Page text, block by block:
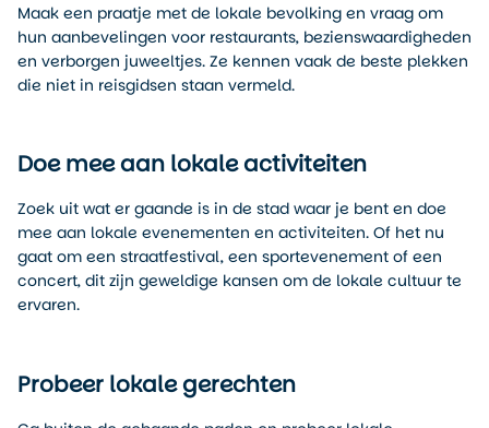
Maak een praatje met de lokale bevolking en vraag om
hun aanbevelingen voor restaurants, bezienswaardigheden
en verborgen juweeltjes. Ze kennen vaak de beste plekken
die niet in reisgidsen staan vermeld.
Doe mee aan lokale activiteiten
Zoek uit wat er gaande is in de stad waar je bent en doe
mee aan lokale evenementen en activiteiten. Of het nu
gaat om een straatfestival, een sportevenement of een
concert, dit zijn geweldige kansen om de lokale cultuur te
ervaren.
Probeer lokale gerechten